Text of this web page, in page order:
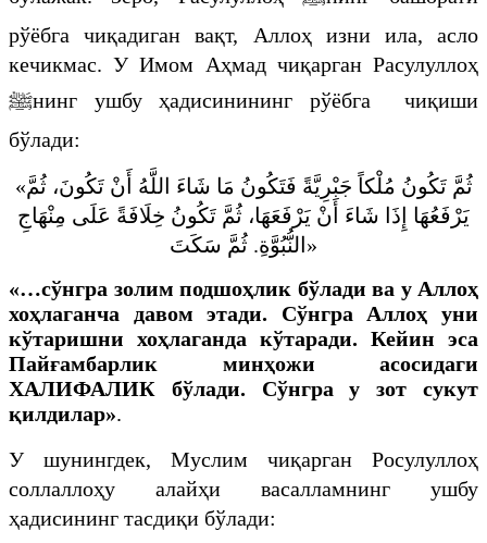
рўёбга чиқадиган вақт, Аллоҳ изни ила, асло
кечикмас. У Имом Аҳмад чиқарган Расулуллоҳ
ﷺнинг ушбу ҳадисинининг рўёбга чиқиши
бўлади:
«ثُمَّ تَكُونُ مُلْكاً جَبْرِيَّةً فَتَكُونُ مَا شَاءَ اللَّهُ أَنْ تَكُونَ، ثُمَّ
يَرْفَعُهَا إِذَا شَاءَ أَنْ يَرْفَعَهَا، ثُمَّ تَكُونُ خِلَافَةً عَلَى مِنْهَاجِ
النُّبُوَّةِ. ثُمَّ سَكَتَ»
«…сўнгра золим подшоҳлик бўлади ва у Аллоҳ
хоҳлаганча давом этади. Сўнгра Аллоҳ уни
кўтаришни хоҳлаганда кўтаради. Кейин эса
Пайғамбарлик минҳожи асосидаги
ХАЛИФАЛИК бўлади. Сўнгра у зот сукут
қилдилар».
У шунингдек, Муслим чиқарган Росулуллоҳ
соллаллоҳу алайҳи васалламнинг ушбу
ҳадисининг тасдиқи бўлади: